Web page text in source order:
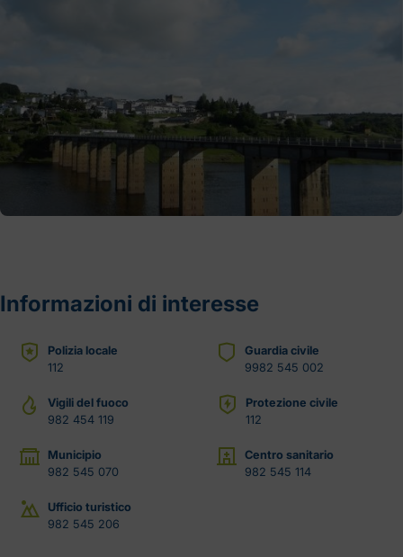
Informazioni di interesse
Polizia locale
112
Guardia civile
9982 545 002
Vigili del fuoco
982 454 119
Protezione civile
112
Municipio
982 545 070
Centro sanitario
982 545 114
Ufficio turistico
982 545 206